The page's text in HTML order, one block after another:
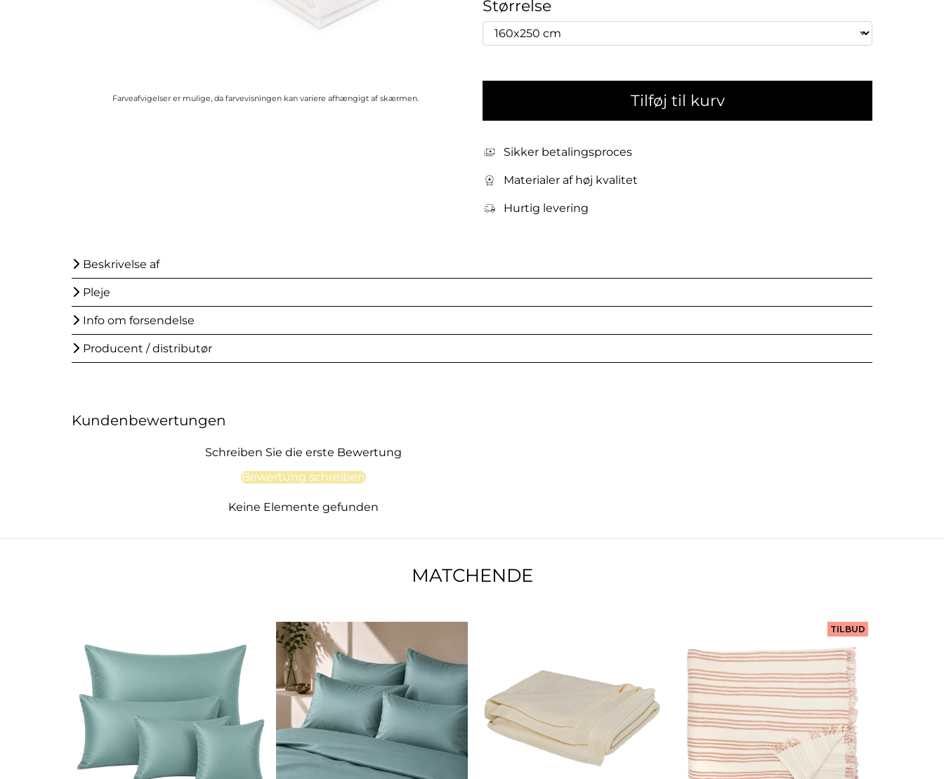
Farveafvigelser er mulige, da farvevisningen kan variere afhængigt af skærmen.
Størrelse
Tilføj til kurv
Sikker betalingsproces
Materialer af høj kvalitet
Hurtig levering
Beskrivelse af
Pleje
Info om forsendelse
Producent / distributør
Kundenbewertungen
Schreiben Sie die erste Bewertung
Bewertung schreiben
Keine Elemente gefunden
MATCHENDE
TILBUD